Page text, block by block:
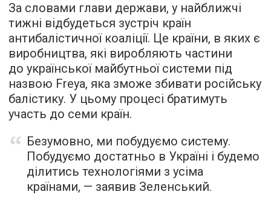
За словами глави держави, у найближчі
тижні відбудеться зустріч країн
антибалістичної коаліції. Це країни, в яких є
виробництва, які виробляють частини
до української майбутньої системи під
назвою Freya, яка зможе збивати російську
балістику. У цьому процесі братимуть
участь до семи країн.
Безумовно, ми побудуємо систему.
Побудуємо достатньо в Україні і будемо
ділитись технологіями з усіма
країнами, — заявив Зеленський.